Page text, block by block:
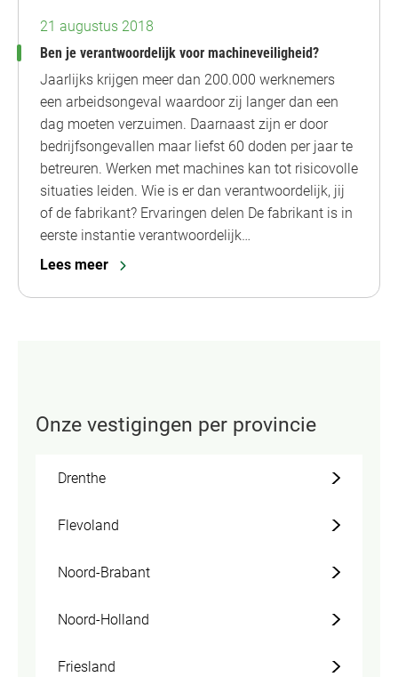
21 augustus 2018
Ben je verantwoordelijk voor machineveiligheid?
Jaarlijks krijgen meer dan 200.000 werknemers
een arbeidsongeval waardoor zij langer dan een
dag moeten verzuimen. Daarnaast zijn er door
bedrijfsongevallen maar liefst 60 doden per jaar te
betreuren. Werken met machines kan tot risicovolle
situaties leiden. Wie is er dan verantwoordelijk, jij
of de fabrikant? Ervaringen delen De fabrikant is in
eerste instantie verantwoordelijk…
Lees meer
Onze vestigingen per provincie
Drenthe
Flevoland
Noord-Brabant
Noord-Holland
Friesland